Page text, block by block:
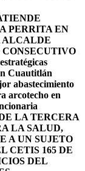
PERRITA EN
ALCALDE
CONSECUTIVO
Cuautitlán
abastecimiento
arcotecho en
LA TERCERA
LA SALUD,
A UN SUJETO
CETIS 165 DE
DEL